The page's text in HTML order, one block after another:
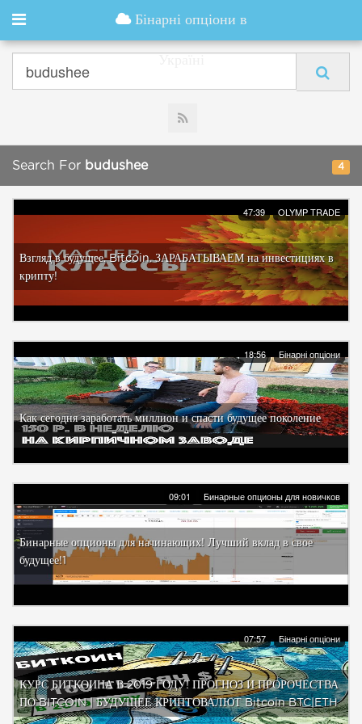
Бінарні опціони в
Search For budushee 4
47:39 OLYMP TRADE
Взгляд в будущее. Bitcoin. ЗАРАБАТЫВАЕМ на инвестициях в
крипту!
18:56 Бінарні опціони
Как сегодня заработать миллион и спасти будущее поколение
09:01 Бинарные опционы для новичков
Бинарные опционы для начинающих! Лучший вклад в свое
будущее!1
07:57 Бінарні опціони
КУРС БИТКОИНА В 2019 ГОДУ! ПРОГНОЗ И ПРОРОЧЕСТВА
ПО BITCOIN | БУДУЩЕЕ КРИПТОВАЛЮТ Bitcoin BTC|ETH